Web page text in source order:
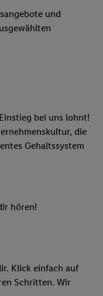
und
bei uns lohnt!
die
Gehaltssystem
hören!
Klick einfach auf
Schritten. Wir